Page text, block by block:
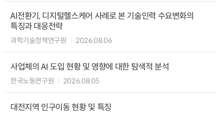
AI전환기, 디지털헬스케어 사례로 본 기술인력 수요변화의
특징과 대응전략
과학기술정책연구원 2026.08.06
사업체의 AI 도입 현황 및 영향에 대한 탐색적 분석
한국노동연구원 2026.08.05
대전지역 인구이동 현황 및 특징